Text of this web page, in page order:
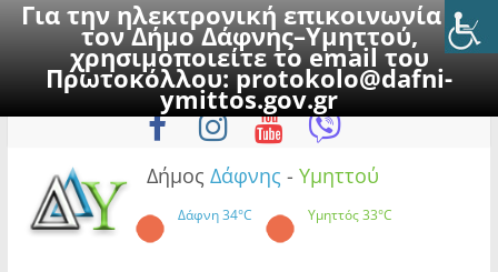
Για την ηλεκτρονική επικοινωνία με
τον Δήμο Δάφνης–Υμηττού,
χρησιμοποιείτε το email του
Πρωτοκόλλου:protokolo@dafni-
ymittos.gov.gr
to
Παρασκευή, 7 Αυγούστου 2026
Δήμος Δάφνης - Υμηττού
Δάφνη34°C Υμηττός33°C